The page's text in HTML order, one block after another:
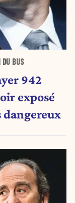
BUS
942
exposé
dangereux